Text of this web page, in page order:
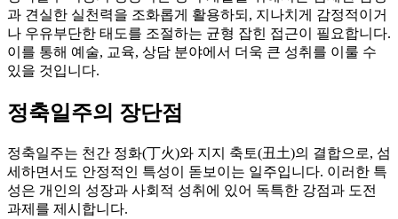
과 견실한 실천력을 조화롭게 활용하되, 지나치게 감정적이거
나 우유부단한 태도를 조절하는 균형 잡힌 접근이 필요합니다.
이를 통해 예술, 교육, 상담 분야에서 더욱 큰 성취를 이룰 수
있을 것입니다.
정축일주의 장단점
정축일주는 천간 정화(丁火)와 지지 축토(丑土)의 결합으로, 섬
세하면서도 안정적인 특성이 돋보이는 일주입니다. 이러한 특
성은 개인의 성장과 사회적 성취에 있어 독특한 강점과 도전
과제를 제시합니다.